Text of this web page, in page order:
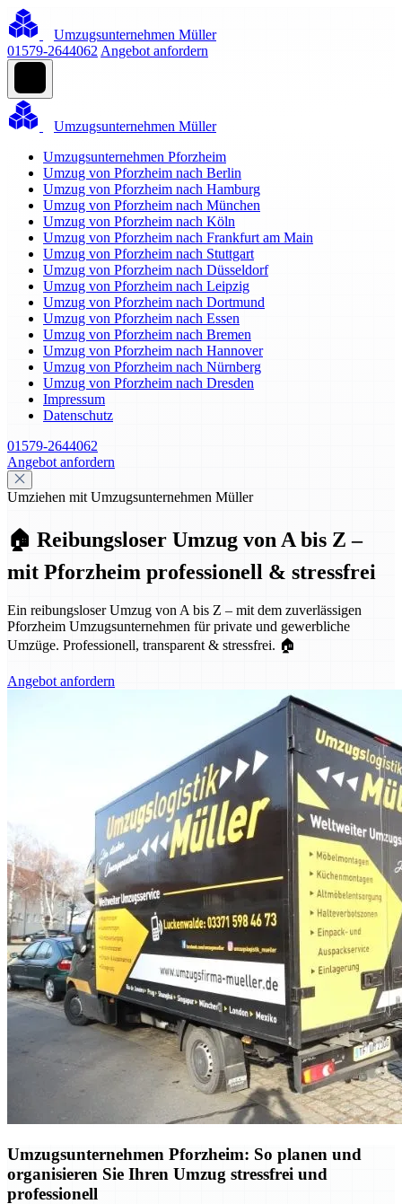
Umzugsunternehmen Müller
01579-2644062 Angebot anfordern
Umzugsunternehmen Müller
Umzugsunternehmen Pforzheim
Umzug von Pforzheim nach Berlin
Umzug von Pforzheim nach Hamburg
Umzug von Pforzheim nach München
Umzug von Pforzheim nach Köln
Umzug von Pforzheim nach Frankfurt am Main
Umzug von Pforzheim nach Stuttgart
Umzug von Pforzheim nach Düsseldorf
Umzug von Pforzheim nach Leipzig
Umzug von Pforzheim nach Dortmund
Umzug von Pforzheim nach Essen
Umzug von Pforzheim nach Bremen
Umzug von Pforzheim nach Hannover
Umzug von Pforzheim nach Nürnberg
Umzug von Pforzheim nach Dresden
Impressum
Datenschutz
01579-2644062
Angebot anfordern
Umziehen mit Umzugsunternehmen Müller
🏠 Reibungsloser Umzug von A bis Z –
mit Pforzheim professionell & stressfrei
Ein reibungsloser Umzug von A bis Z – mit dem zuverlässigen
Pforzheim Umzugsunternehmen für private und gewerbliche
Umzüge. Professionell, transparent & stressfrei. 🏠
Angebot anfordern
Umzugsunternehmen Pforzheim: So planen und
organisieren Sie Ihren Umzug stressfrei und
professionell